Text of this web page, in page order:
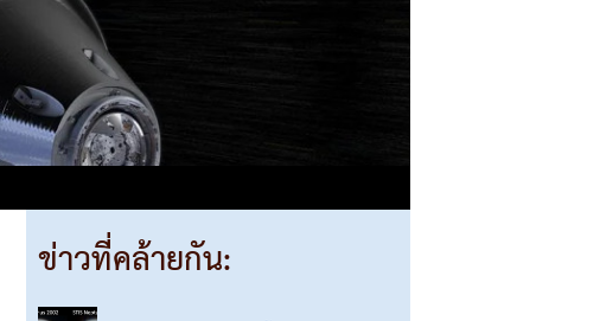
ข่าวที่คล้ายกัน: